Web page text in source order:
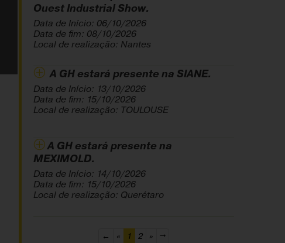
Ouest Industrial Show.
Data de Início: 06/10/2026
Data de fim: 08/10/2026
Local de realização: Nantes
A GH estará presente na SIANE.
Data de Início: 13/10/2026
Data de fim: 15/10/2026
Local de realização: TOULOUSE
A GH estará presente na
MEXIMOLD.
Data de Início: 14/10/2026
Data de fim: 15/10/2026
Local de realização: Querétaro
← « 1(current)
2 » →